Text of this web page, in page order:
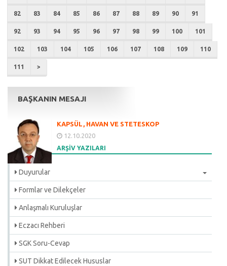
82 83 84 85 86 87 88 89 90 91
92 93 94 95 96 97 98 99 100 101
102 103 104 105 106 107 108 109 110
111 >
BAŞKANIN MESAJI
KAPSÜL, HAVAN VE STETESKOP
12.10.2020
ARŞİV YAZILARI
Duyurular
Formlar ve Dilekçeler
Anlaşmalı Kuruluşlar
Eczacı Rehberi
SGK Soru-Cevap
SUT Dikkat Edilecek Hususlar